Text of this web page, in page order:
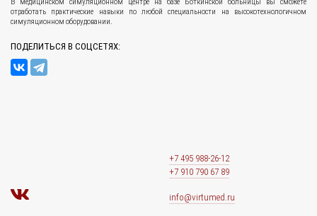
отработать практические навыки по любой специальности на высокотехнологичном
симуляционном оборудовании.
ПОДЕЛИТЬСЯ В СОЦСЕТЯХ:
+7 495 988-26-12
+7 910 790 67 89
info@virtumed.ru